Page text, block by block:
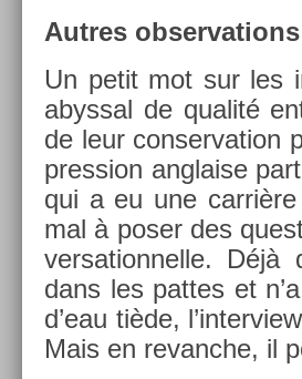
Aut­res ob­ser­va­tions
Un petit mot sur les
ab­yss­al de qualité
de leur con­ser­va­tion
press­ion an­gla­ise
qui a eu une
mal à poser des
ver­sation­nelle.
dans les pat­tes et
d’eau tiède,
Mais en re­vanche, il